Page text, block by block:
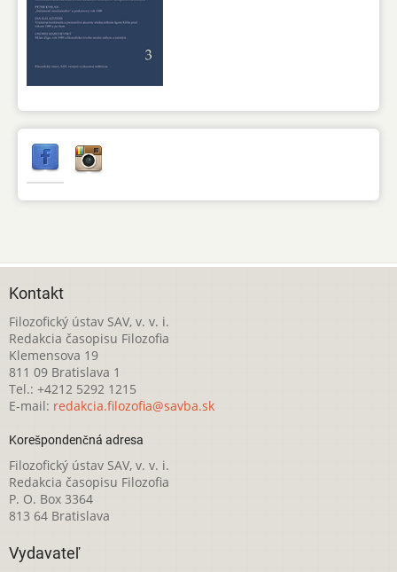
Kontakt
Filozofický ústav SAV, v. v. i.
Redakcia časopisu Filozofia
Klemensova 19
811 09 Bratislava 1
Tel.: +4212 5292 1215
E-mail: redakcia.filozofia@savba.sk
Korešpondenčná adresa
Filozofický ústav SAV, v. v. i.
Redakcia časopisu Filozofia
P. O. Box 3364
813 64 Bratislava
Vydavateľ